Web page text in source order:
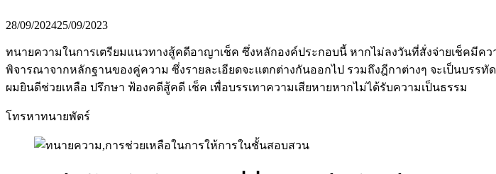
28/09/202425/09/2023
ทนายความในการเตรียมแนวทางสู้คดีอาญาเช็ค ซึ่งหลักองค์ประกอบนี้ หากไม่ลงวันที่สั่งจ่ายเช็คมี
พิจารณาจากหลักฐานของคู่ความ ซึ่งรายละเอียดจะแตกต่างกันออกไป รวมถึงฎีกาต่างๆ จะเป็นบรร
ผมยินดีช่วยเหลือ ปรึกษา ฟ้องคดีสู้คดี เช็ค เพื่อบรรเทาความเสียหายหากไม่ได้รับความเป็นธรรม
โทรหาทนายพัตร์